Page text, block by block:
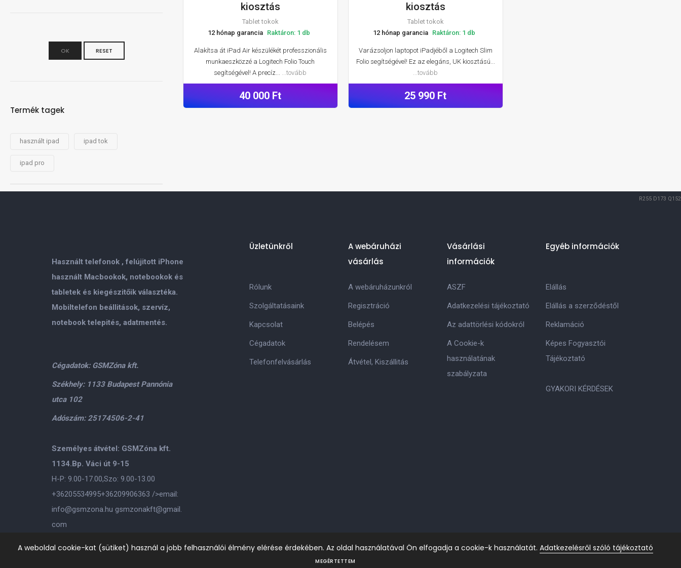
kiosztás
Tablet tokok
12 hónap garancia Raktáron: 1 db
Alakítsa át iPad Air készülékét professzionális
munkaeszközzé a Logitech Folio Touch
segítségével! A precíz... ...tovább
40 000 Ft
kiosztás
Tablet tokok
12 hónap garancia Raktáron: 1 db
Varázsoljon laptopot iPadjéből a Logitech Slim
Folio segítségével! Ez az elegáns, UK kiosztású...
...tovább
25 990 Ft
OK RESET
Termék tagek
használt ipad ipad tok
ipad pro
R255 D173 Q152
Használt telefonok , felújitott iPhone
használt Macbookok, notebookok és
tabletek és kiegészitőik választéka.
Mobiltelefon beállitások, szervíz,
notebook telepités, adatmentés.
Cégadatok: GSMZóna kft.
Székhely: 1133 Budapest Pannónia
utca 102
Adószám: 25174506-2-41
Személyes átvétel: GSMZóna kft.
1134.Bp. Váci út 9-15
H-P: 9.00-17.00,Szo: 9.00-13.00
+36205534995+36209906363 />email:
info@gsmzona.hu gsmzonakft@gmail.
com
Üzletünkről
Rólunk
Szolgáltatásaink
Kapcsolat
Cégadatok
Telefonfelvásárlás
A webáruházi
vásárlás
A webáruházunkról
Regisztráció
Belépés
Rendelésem
Átvétel, Kiszállitás
Vásárlási
információk
ASZF
Adatkezelési tájékoztató
Az adattörlési kódokról
A Cookie-k
használatának
szabályzata
Egyéb információk
Elállás
Elállás a szerződéstől
Reklamáció
Képes Fogyasztói
Tájékoztató
GYAKORI KÉRDÉSEK
A weboldal cookie-kat (sütiket) használ a jobb felhasználói élmény elérése érdekében. Az oldal használatával Ön elfogadja a cookie-k használatát. Adatkezelésről szóló tájékoztató
MEGÉRTETTEM